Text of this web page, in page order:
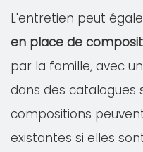
L'entretien peut
en place de
par la famille, avec
dans des catalogues
compositions
existantes si elles